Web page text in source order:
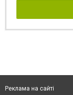
Реклама на сайті